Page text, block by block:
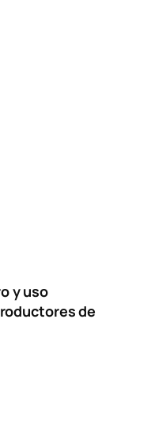
y uso
de